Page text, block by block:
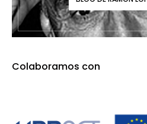
Colaboramos con